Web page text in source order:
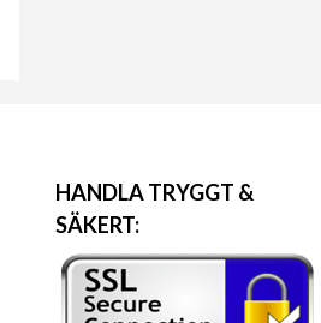
HANDLA TRYGGT &
SÄKERT: